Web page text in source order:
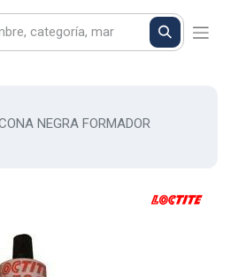
NEGRA FORMADOR